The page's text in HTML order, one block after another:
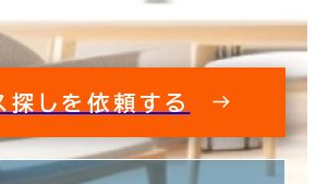
探しを依頼する